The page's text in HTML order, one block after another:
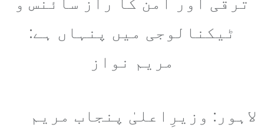
ٹیکنالوجی میں پنہاں ہے:
مریم نواز
لاہور: وزیرِاعلیٰ پنجاب مریم